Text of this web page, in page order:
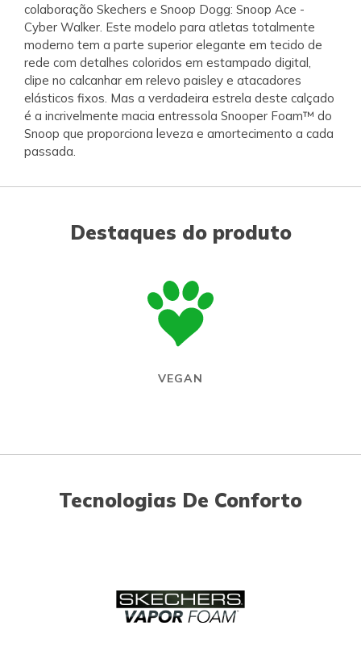
colaboração Skechers e Snoop Dogg: Snoop Ace -
Cyber Walker. Este modelo para atletas totalmente
moderno tem a parte superior elegante em tecido de
rede com detalhes coloridos em estampado digital,
clipe no calcanhar em relevo paisley e atacadores
elásticos fixos. Mas a verdadeira estrela deste calçado
é a incrivelmente macia entressola Snooper Foam™ do
Snoop que proporciona leveza e amortecimento a cada
passada.
Destaques do produto
VEGAN
Tecnologias De Conforto